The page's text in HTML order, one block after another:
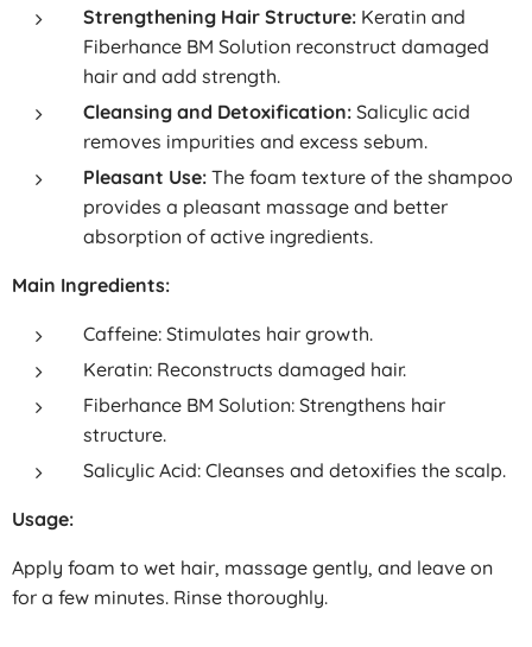
Strengthening Hair Structure: Keratin and
Fiberhance BM Solution reconstruct damaged
hair and add strength.
Cleansing and Detoxification: Salicylic acid
removes impurities and excess sebum.
Pleasant Use: The foam texture of the shampoo
provides a pleasant massage and better
absorption of active ingredients.
Main Ingredients:
Caffeine: Stimulates hair growth.
Keratin: Reconstructs damaged hair.
Fiberhance BM Solution: Strengthens hair
structure.
Salicylic Acid: Cleanses and detoxifies the scalp.
Usage:
Apply foam to wet hair, massage gently, and leave on
for a few minutes. Rinse thoroughly.